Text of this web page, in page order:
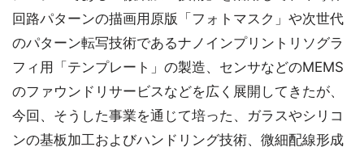
回路パターンの描画用原版「フォトマスク」や次世代
のパターン転写技術であるナノインプリントリソグラ
フィ用「テンプレート」の製造、センサなどのMEMS
のファウンドリサービスなどを広く展開してきたが、
今回、そうした事業を通じて培った、ガラスやシリコ
ンの基板加工およびハンドリング技術、微細配線形成